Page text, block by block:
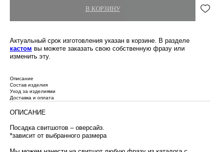
В КОРЗИНУ
Актуальный срок изготовления указан в корзине. В разделе
кастом вы можете заказать свою собственную фразу или
изменить эту.
Описание
Состав изделия
Уход за изделиями
Доставка и оплата
ОПИСАНИЕ
Посадка свитшотов – оверсайз.
*зависит от выбранного размера